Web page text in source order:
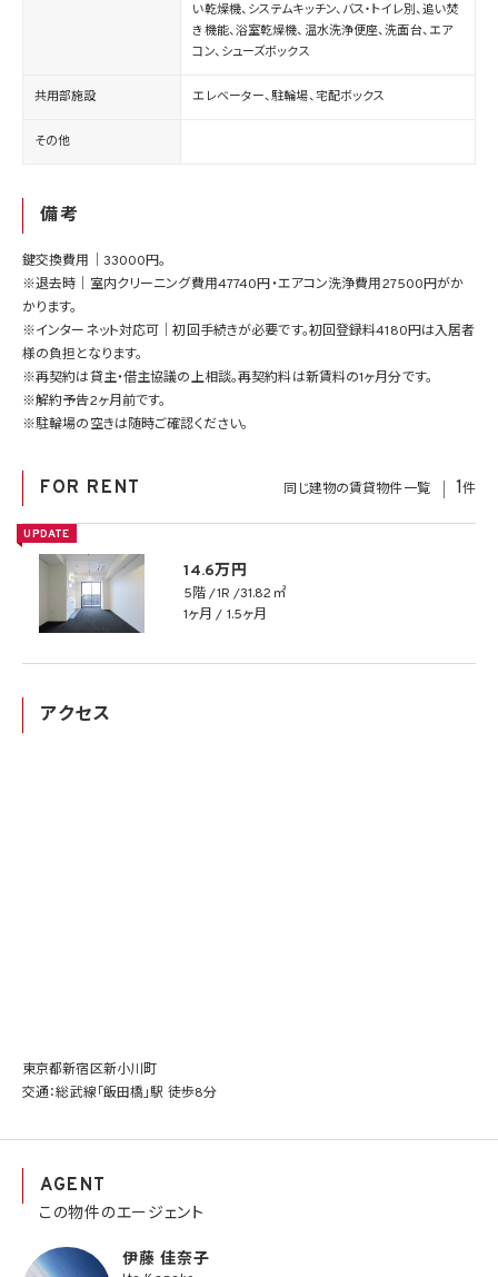
い乾燥機、システムキッチン、バス・トイレ別、追い焚
き機能、浴室乾燥機、温水洗浄便座、洗面台、エア
コン、シューズボックス
共用部施設 エレベーター、駐輪場、宅配ボックス
その他
備考
鍵交換費用｜33000円。
※退去時｜室内クリーニング費用47740円・エアコン洗浄費用27500円がか
かります。
※インターネット対応可｜初回手続きが必要です。初回登録料4180円は入居者
様の負担となります。
※再契約は貸主・借主協議の上相談。再契約料は新賃料の1ヶ月分です。
※解約予告2ヶ月前です。
※駐輪場の空きは随時ご確認ください。
FOR RENT 同じ建物の賃貸物件一覧 1件
UPDATE
14.6万円
5階 1R
31.82㎡
1ヶ月 / 1.5ヶ月
アクセス
東京都新宿区新小川町
交通：総武線「飯田橋」駅 徒歩8分
AGENT
この物件のエージェント
伊藤 佳奈子